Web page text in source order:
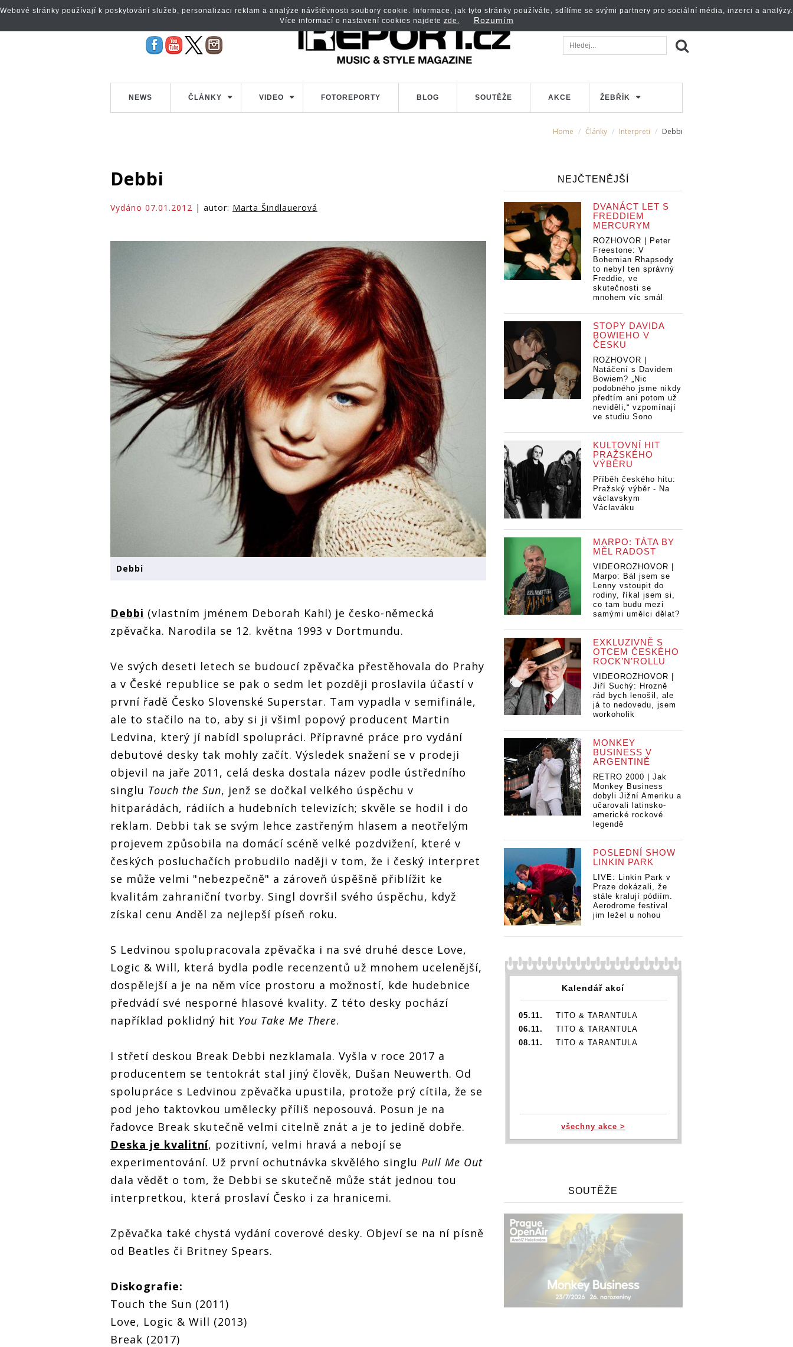
NEWS ČLÁNKY VIDEO FOTOREPORTY BLOG SOUTĚŽE AKCE ŽEBŘÍK
Home Články Interpreti Debbi
Debbi
Vydáno 07.01.2012 | autor: Marta Šindlauerová
Debbi
Debbi (vlastním jménem Deborah Kahl) je česko-německá
zpěvačka. Narodila se 12. května 1993 v Dortmundu.
Ve svých deseti letech se budoucí zpěvačka přestěhovala do Prahy
a v České republice se pak o sedm let později proslavila účastí v
první řadě Česko Slovenské Superstar. Tam vypadla v semifinále,
ale to stačilo na to, aby si ji všiml popový producent Martin
Ledvina, který jí nabídl spolupráci. Přípravné práce pro vydání
debutové desky tak mohly začít. Výsledek snažení se v prodeji
objevil na jaře 2011, celá deska dostala název podle ústředního
singlu Touch the Sun, jenž se dočkal velkého úspěchu v
hitparádách, rádiích a hudebních televizích; skvěle se hodil i do
reklam. Debbi tak se svým lehce zastřeným hlasem a neotřelým
projevem způsobila na domácí scéně velké pozdvižení, které v
českých posluchačích probudilo naději v tom, že i český interpret
se může velmi "nebezpečně" a zároveň úspěšně přiblížit ke
kvalitám zahraniční tvorby. Singl dovršil svého úspěchu, když
získal cenu Anděl za nejlepší píseň roku.
S Ledvinou spolupracovala zpěvačka i na své druhé desce Love,
Logic & Will, která bydla podle recenzentů už mnohem ucelenější,
dospělejší a je na něm více prostoru a možností, kde hudebnice
předvádí své nesporné hlasové kvality. Z této desky pochází
například poklidný hit You Take Me There.
I střetí deskou Break Debbi nezklamala. Vyšla v roce 2017 a
producentem se tentokrát stal jiný člověk, Dušan Neuwerth. Od
spolupráce s Ledvinou zpěvačka upustila, protože prý cítila, že se
pod jeho taktovkou umělecky příliš neposouvá. Posun je na
řadovce Break skutečně velmi citelně znát a je to jedině dobře.
Deska je kvalitní, pozitivní, velmi hravá a nebojí se
experimentování. Už první ochutnávka skvělého singlu Pull Me Out
dala vědět o tom, že Debbi se skutečně může stát jednou tou
interpretkou, která proslaví Česko i za hranicemi.
Zpěvačka také chystá vydání coverové desky. Objeví se na ní písně
od Beatles či Britney Spears.
Diskografie:
Touch the Sun (2011)
Love, Logic & Will (2013)
Break (2017)
NEJČTENĚJŠÍ
DVANÁCT LET S
FREDDIEM
MERCURYM
ROZHOVOR | Peter
Freestone: V
Bohemian Rhapsody
to nebyl ten správný
Freddie, ve
skutečnosti se
mnohem víc smál
STOPY DAVIDA
BOWIEHO V
ČESKU
ROZHOVOR |
Natáčení s Davidem
Bowiem? „Nic
podobného jsme nikdy
předtím ani potom už
neviděli,“ vzpomínají
ve studiu Sono
KULTOVNÍ HIT
PRAŽSKÉHO
VÝBĚRU
Příběh českého hitu:
Pražský výběr - Na
václavskym
Václaváku
MARPO: TÁTA BY
MĚL RADOST
VIDEOROZHOVOR |
Marpo: Bál jsem se
Lenny vstoupit do
rodiny, říkal jsem si,
co tam budu mezi
samými umělci dělat?
EXKLUZIVNĚ S
OTCEM ČESKÉHO
ROCK’N’ROLLU
VIDEOROZHOVOR |
Jiří Suchý: Hrozně
rád bych lenošil, ale
já to nedovedu, jsem
workoholik
MONKEY
BUSINESS V
ARGENTINĚ
RETRO 2000 | Jak
Monkey Business
dobyli Jižní Ameriku a
učarovali latinsko-
americké rockové
legendě
POSLEDNÍ SHOW
LINKIN PARK
LIVE: Linkin Park v
Praze dokázali, že
stále kralují pódiím.
Aerodrome festival
jim ležel u nohou
Kalendář akcí
05.11.
TITO & TARANTULA
06.11.
TITO & TARANTULA
08.11.
TITO & TARANTULA
všechny akce >
SOUTĚŽE
Webové stránky používají k poskytování služeb, personalizaci reklam a analýze návštěvnosti soubory cookie. Informace, jak tyto stránky používáte, sdílíme se svými partnery pro sociální média, inzerci a analýzy.
Více informací o nastavení cookies najdete zde. Rozumím